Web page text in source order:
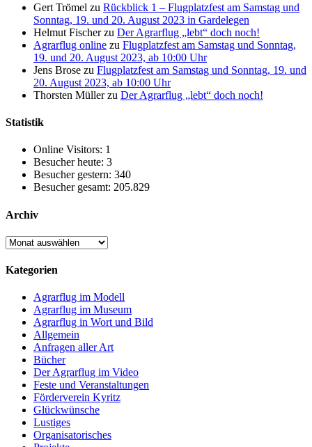
Gert Trömel zu Rückblick 1 – Flugplatzfest am Samstag und
Sonntag, 19. und 20. August 2023 in Gardelegen
Helmut Fischerzu Der Agrarflug „lebt“ doch noch!
Agrarflug online zu Flugplatzfest am Samstag und Sonntag,
19. und 20. August 2023, ab 10:00 Uhr
Jens Brose zu Flugplatzfest am Samstag und Sonntag, 19. und
20. August 2023, ab 10:00 Uhr
Thorsten Müllerzu Der Agrarflug „lebt“ doch noch!
Statistik
Online Visitors: 1
Besucher heute: 3
Besucher gestern: 340
Besucher gesamt: 205.829
Archiv
Archiv
Kategorien
Agrarflug im Modell
Agrarflug im Museum
Agrarflug in Wort und Bild
Allgemein
Anfragen aller Art
Bücher
Der Agrarflug im Video
Feste und Veranstaltungen
Förderverein Kyritz
Glückwünsche
Lustiges
Organisatorisches